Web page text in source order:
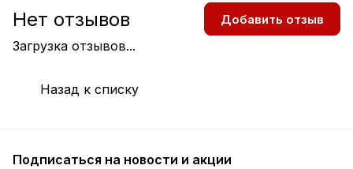
Загрузка отзывов...
Нет отзывов Добавить отзыв
Назад к списку
Подписаться на новости и акции